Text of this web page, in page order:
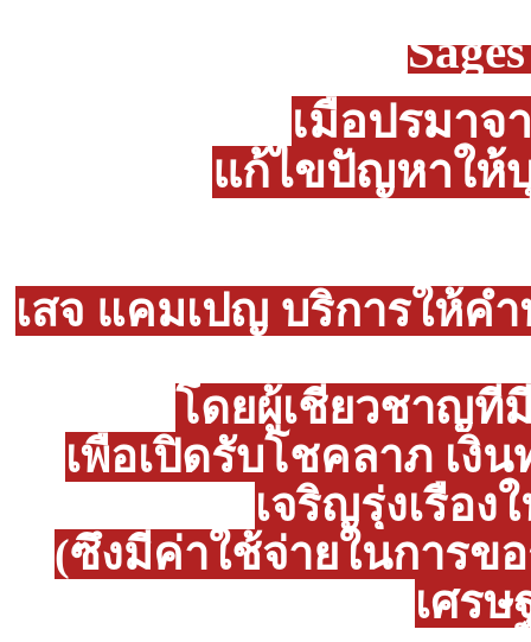
เมื่อปรมาจ
แก้ไขปัญหาให้
เสจ แคมเปญ บริการให้ค
โดยผู้เชี่ยวชาญที่
เพื่อเปิดรับโชคลาภ เงิ
เจริญรุ่งเรือ
(ซึ่งมีค่าใช้จ่ายในการข
เศร